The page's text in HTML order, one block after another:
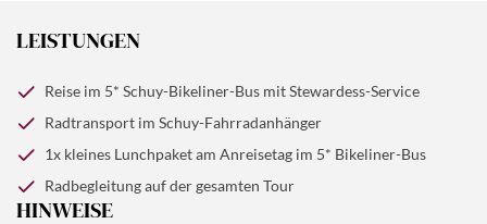
LEISTUNGEN
Reise im 5* Schuy-Bikeliner-Bus mit Stewardess-Service
Radtransport im Schuy-Fahrradanhänger
1x kleines Lunchpaket am Anreisetag im 5* Bikeliner-Bus
Radbegleitung auf der gesamten Tour
HINWEISE